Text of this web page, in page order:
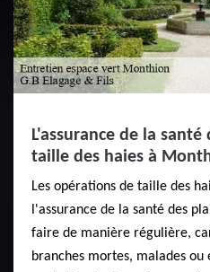
L'assurance de la
taille des haies à
Les opérations de taille des
l'assurance de la santé des
faire de manière régulière,
branches mortes, malades ou